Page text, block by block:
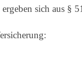
sich aus §